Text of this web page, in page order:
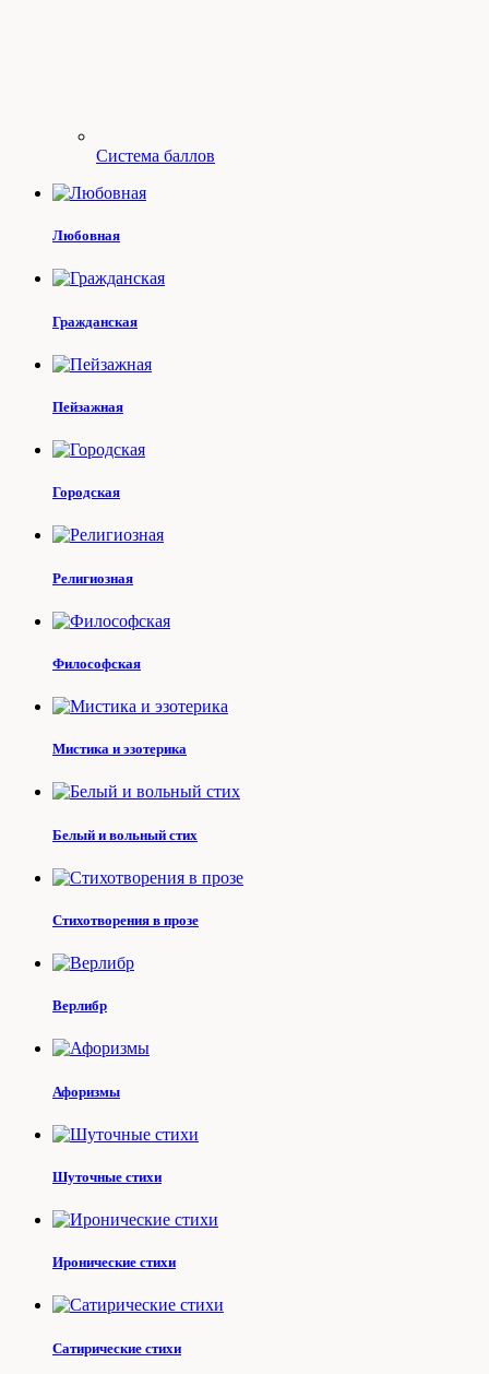
Система баллов
Любовная
Гражданская
Пейзажная
Городская
Религиозная
Философская
Мистика и эзотерика
Белый и вольный стих
Стихотворения в прозе
Верлибр
Афоризмы
Шуточные стихи
Иронические стихи
Сатирические стихи